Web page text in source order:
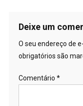
Post
Deixe um
O seu endereço de
obrigatórios são
Comentário *